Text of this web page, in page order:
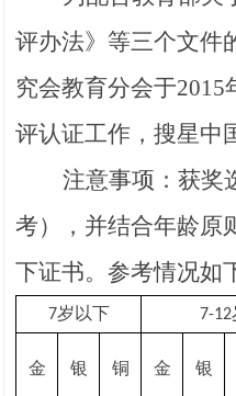
评办法》等三个文件
究会教育分会于2015
评认证工作，搜星中
注意事项： 获奖
考），并结合年龄原
下证书。参考情况如
7岁以下 7-12
金 银 铜 金 银